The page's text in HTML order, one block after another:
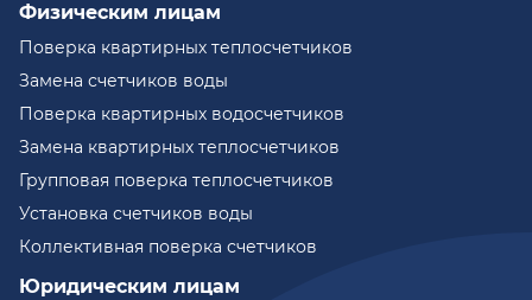
Физическим лицам
Поверка квартирных теплосчетчиков
Замена счетчиков воды
Поверка квартирных водосчетчиков
Замена квартирных теплосчетчиков
Групповая поверка теплосчетчиков
Установка счетчиков воды
Коллективная поверка счетчиков
Юридическим лицам